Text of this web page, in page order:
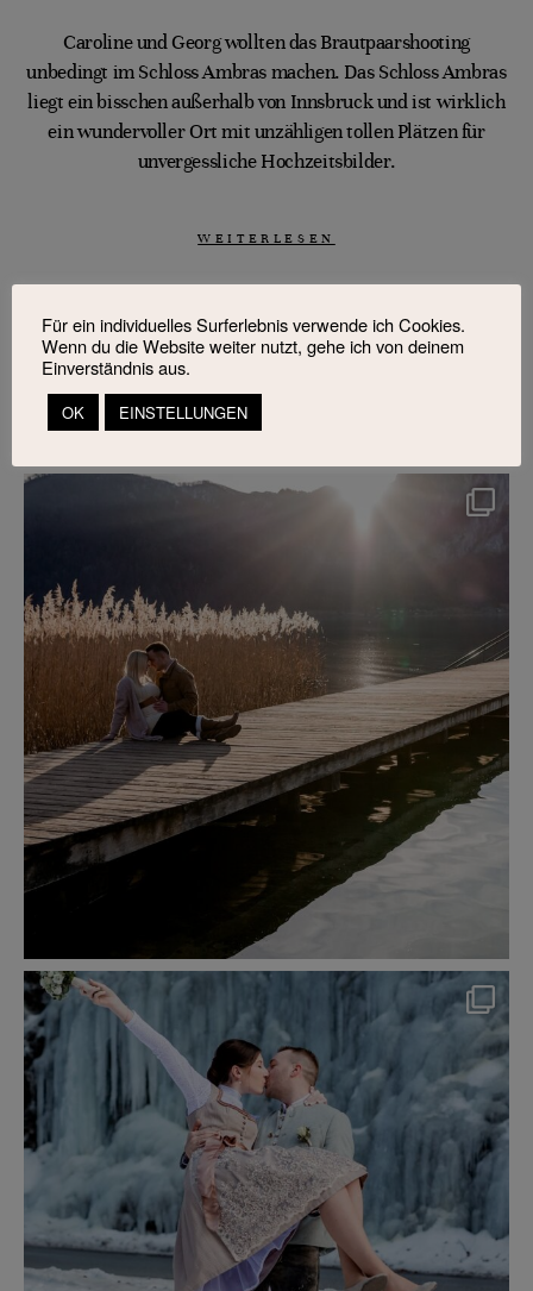
Caroline und Georg wollten das Brautpaarshooting
unbedingt im Schloss Ambras machen. Das Schloss Ambras
liegt ein bisschen außerhalb von Innsbruck und ist wirklich
ein wundervoller Ort mit unzähligen tollen Plätzen für
unvergessliche Hochzeitsbilder.
WEITERLESEN
Für ein individuelles Surferlebnis verwende ich Cookies.
Wenn du die Website weiter nutzt, gehe ich von deinem
Einverständnis aus.
OK EINSTELLUNGEN